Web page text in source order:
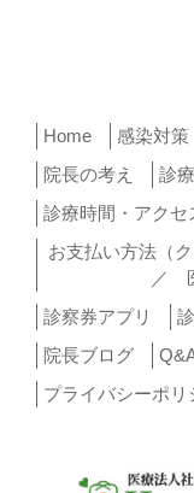
Home 感染対策
院長の考え
診
診療時間・アクセ
お支払い方法（
／
診察券アプリ
院長ブログ
プライバシーポリ